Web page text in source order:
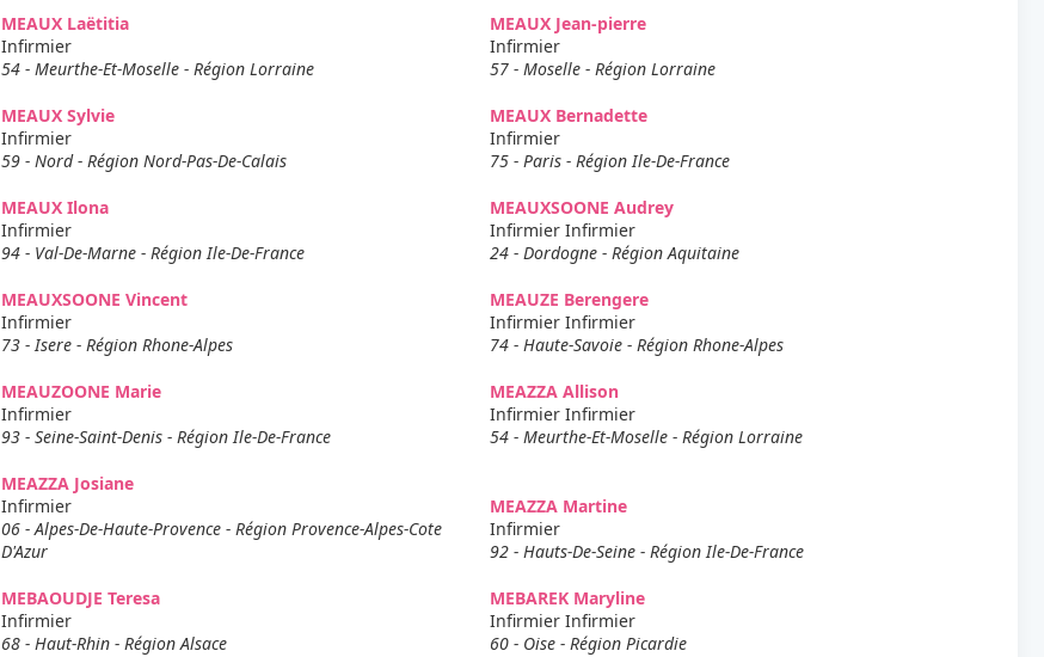
MEAUX Laëtitia
Infirmier
54 - Meurthe-Et-Moselle - Région Lorraine
MEAUX Jean-pierre
Infirmier
57 - Moselle - Région Lorraine
MEAUX Sylvie
Infirmier
59 - Nord - Région Nord-Pas-De-Calais
MEAUX Bernadette
Infirmier
75 - Paris - Région Ile-De-France
MEAUX Ilona
Infirmier
94 - Val-De-Marne - Région Ile-De-France
MEAUXSOONE Audrey
Infirmier Infirmier
24 - Dordogne - Région Aquitaine
MEAUXSOONE Vincent
Infirmier
73 - Isere - Région Rhone-Alpes
MEAUZE Berengere
Infirmier Infirmier
74 - Haute-Savoie - Région Rhone-Alpes
MEAUZOONE Marie
Infirmier
93 - Seine-Saint-Denis - Région Ile-De-France
MEAZZA Allison
Infirmier Infirmier
54 - Meurthe-Et-Moselle - Région Lorraine
MEAZZA Josiane
Infirmier
06 - Alpes-De-Haute-Provence - Région Provence-Alpes-Cote
D'Azur
MEAZZA Martine
Infirmier
92 - Hauts-De-Seine - Région Ile-De-France
MEBAOUDJE Teresa
Infirmier
68 - Haut-Rhin - Région Alsace
MEBAREK Maryline
Infirmier Infirmier
60 - Oise - Région Picardie